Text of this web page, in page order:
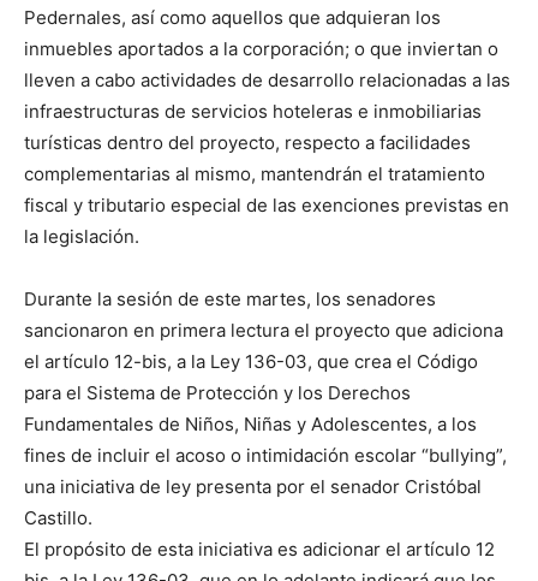
Pedernales, así como aquellos que adquieran los
inmuebles aportados a la corporación; o que inviertan o
lleven a cabo actividades de desarrollo relacionadas a las
infraestructuras de servicios hoteleras e inmobiliarias
turísticas dentro del proyecto, respecto a facilidades
complementarias al mismo, mantendrán el tratamiento
fiscal y tributario especial de las exenciones previstas en
la legislación.
Durante la sesión de este martes, los senadores
sancionaron en primera lectura el proyecto que adiciona
el artículo 12-bis, a la Ley 136-03, que crea el Código
para el Sistema de Protección y los Derechos
Fundamentales de Niños, Niñas y Adolescentes, a los
fines de incluir el acoso o intimidación escolar “bullying”,
una iniciativa de ley presenta por el senador Cristóbal
Castillo.
El propósito de esta iniciativa es adicionar el artículo 12